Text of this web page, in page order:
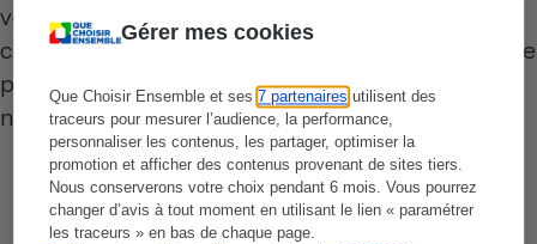
Gérer mes cookies
Que Choisir Ensemble et ses7 partenaires utilisent des
traceurs pour mesurer l’audience, la performance,
personnaliser les contenus, les partager, optimiser la
promotion et afficher des contenus provenant de sites tiers.
Nous conserverons votre choix pendant 6 mois. Vous pourrez
changer d’avis à tout moment en utilisant le lien « paramétrer
les traceurs » en bas de chaque page.
vous permettant de planifier des nettoyages,
changer de mode de nettoyage, et de visualiser le
parcours réalisé par le robot lors de son dernier
nettoyage.
Laurent Baubeste
Rédacteur technique